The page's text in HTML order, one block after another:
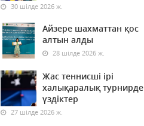
30 шілде 2026 ж.
Айзере шахматтан қос
алтын алды
28 шілде 2026 ж.
Жас теннисші ірі
халықаралық турнирде
үздіктер
27 шілде 2026 ж.